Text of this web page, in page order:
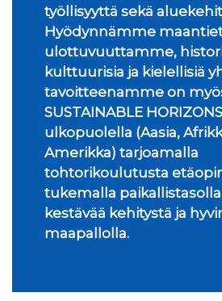
työllisyyttä sekä
Hyödynnämme
ulottuvuuttamme,
kulttuurisia ja kielellisiä
tavoitteenamme on
SUSTAINABLE
ulkopuolella (Aasia,
Amerikka) tarjoamalla
tohtorikoulutusta
tukemalla
kestävää kehitystä ja
maapallolla.